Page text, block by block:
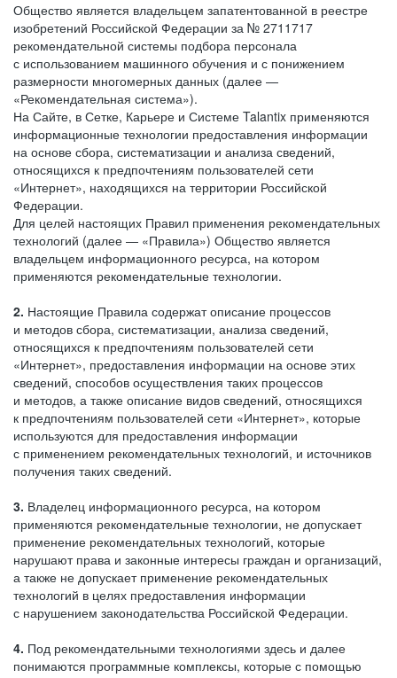
Общество является владельцем запатентованной в реестре
изобретений Российской Федерации за № 2711717
рекомендательной системы подбора персонала
с использованием машинного обучения и с понижением
размерности многомерных данных (далее —
«Рекомендательная система»).
На Сайте, в Сетке, Карьере и Системе Talantix применяются
информационные технологии предоставления информации
на основе сбора, систематизации и анализа сведений,
относящихся к предпочтениям пользователей сети
«Интернет», находящихся на территории Российской
Федерации.
Для целей настоящих Правил применения рекомендательных
технологий (далее — «Правила») Общество является
владельцем информационного ресурса, на котором
применяются рекомендательные технологии.
2. Настоящие Правила содержат описание процессов
и методов сбора, систематизации, анализа сведений,
относящихся к предпочтениям пользователей сети
«Интернет», предоставления информации на основе этих
сведений, способов осуществления таких процессов
и методов, а также описание видов сведений, относящихся
к предпочтениям пользователей сети «Интернет», которые
используются для предоставления информации
с применением рекомендательных технологий, и источников
получения таких сведений.
3. Владелец информационного ресурса, на котором
применяются рекомендательные технологии, не допускает
применение рекомендательных технологий, которые
нарушают права и законные интересы граждан и организаций,
а также не допускает применение рекомендательных
технологий в целях предоставления информации
с нарушением законодательства Российской Федерации.
4. Под рекомендательными технологиями здесь и далее
понимаются программные комплексы, которые с помощью